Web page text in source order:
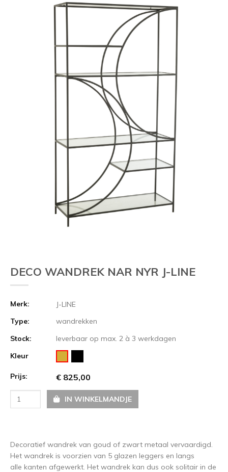
DECO WANDREK NAR NYR J-LINE
Merk:
J-LINE
Type:
wandrekken
Stock:
leverbaar op max. 2 à 3 werkdagen
Kleur
Prijs: € 825,00
IN WINKELMANDJE
Decoratief wandrek van goud of zwart metaal vervaardigd.
Het wandrek is voorzien van 5 glazen leggers en langs
alle kanten afgewerkt. Het wandrek kan dus ook solitair in de